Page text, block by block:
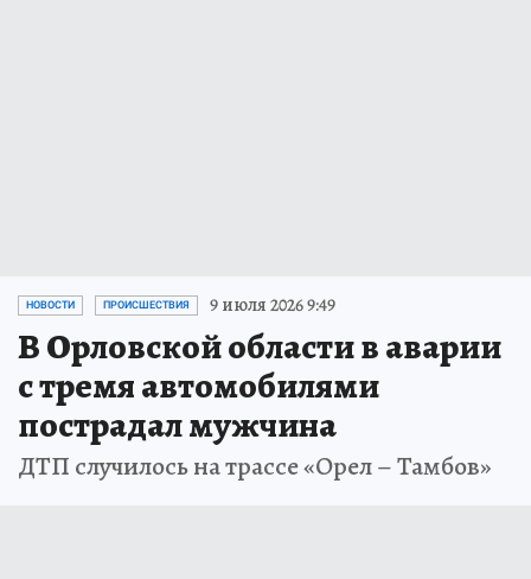
НОВОСТИ ПРОИСШЕСТВИЯ 9 июля 2026 9:49
В Орловской области в аварии
с тремя автомобилями
пострадал мужчина
ДТП случилось на трассе «Орел – Тамбов»